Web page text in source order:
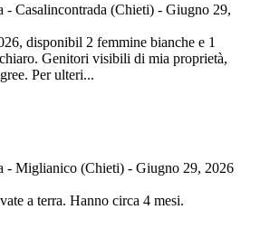
- Casalincontrada (Chieti) - Giugno 29,
disponibil 2 femmine bianche e 1
Genitori visibili di mia proprietà,
Per ulteri...
- Miglianico (Chieti) - Giugno 29, 2026
a terra. Hanno circa 4 mesi.